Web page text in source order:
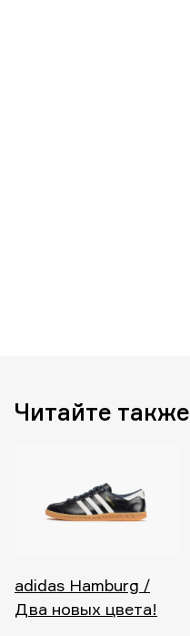
Читайте также
adidas Hamburg /
Два новых цвета!